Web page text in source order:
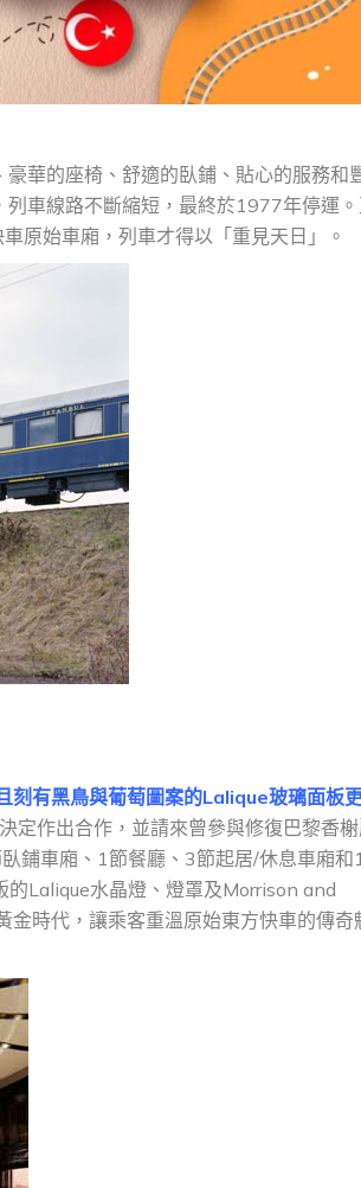
華的座椅、舒適的臥鋪、貼心的服務和
車線路不斷縮短，最終於1977年停運
原始車廂，列車才得以「重見天日」。
刻有黑鳥與葡萄圖案的Lalique玻璃面板
定作出合作，並請來曾參與修復巴黎香
鋪車廂、1節餐廳、3節起居/休息車廂和
Lalique水晶燈、燈罩及Morrison and
時代，讓乘客重溫原始東方快車的傳奇